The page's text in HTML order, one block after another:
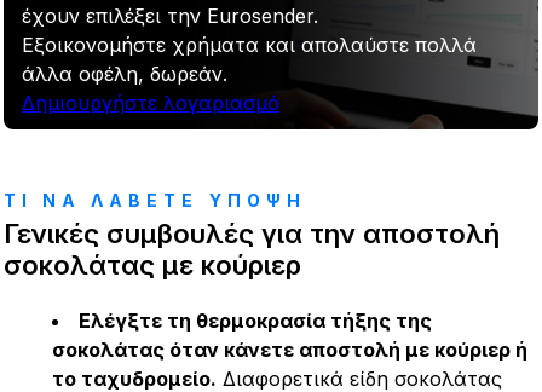
έχουν επιλέξει την Eurosender.
Εξοικονομήστε χρήματα και απολαύστε πολλά
άλλα οφέλη, δωρεάν.
Δημιουργήστε λογαριασμό
ΤΙ ΝΑ ΛΑΒΕΤΕ ΥΠΟΨΗ
Γενικές συμβουλές για την αποστολή
σοκολάτας με κούριερ
Ελέγξτε τη θερμοκρασία τήξης της
σοκολάτας όταν κάνετε αποστολή με κούριερ ή
το ταχυδρομείο. Διαφορετικά είδη σοκολάτας